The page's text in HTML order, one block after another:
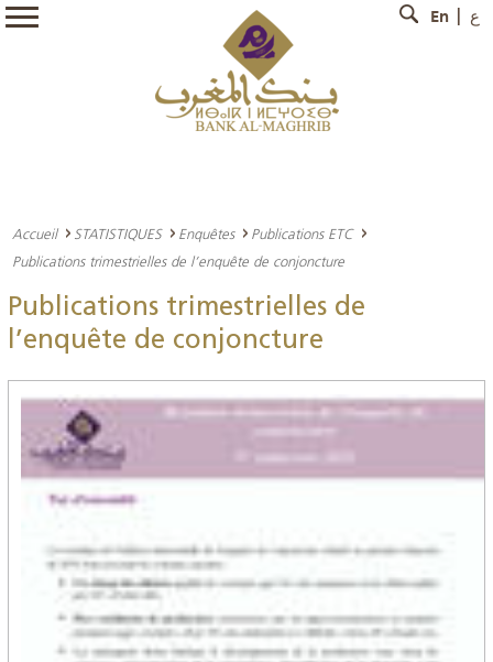
En ع
Accueil STATISTIQUES Enquêtes
Publications ETC
Publications trimestrielles de l’enquête de conjoncture
Publications trimestrielles de
l’enquête de conjoncture